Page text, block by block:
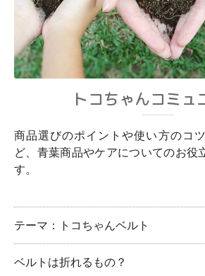
トコちゃんコミュ
商品選びのポイントや使い方のコ
ど、青葉商品やケアについてのお役
す。
テーマ：トコちゃんベルト
ベルトは折れるもの？